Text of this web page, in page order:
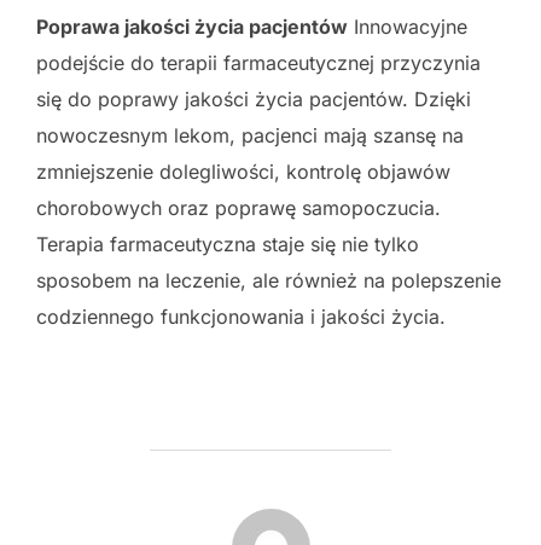
Poprawa jakości życia pacjentów Innowacyjne
podejście do terapii farmaceutycznej przyczynia
się do poprawy jakości życia pacjentów. Dzięki
nowoczesnym lekom, pacjenci mają szansę na
zmniejszenie dolegliwości, kontrolę objawów
chorobowych oraz poprawę samopoczucia.
Terapia farmaceutyczna staje się nie tylko
sposobem na leczenie, ale również na polepszenie
codziennego funkcjonowania i jakości życia.
POST AUTHOR